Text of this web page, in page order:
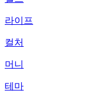
라이프
컬처
머니
테마